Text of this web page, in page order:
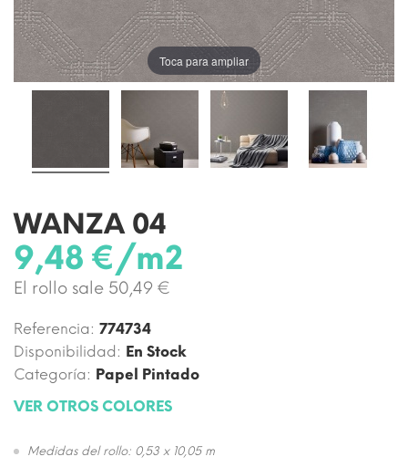
Toca para ampliar
WANZA 04
9,48 €/m2
El rollo sale 50,49 €
Referencia: 774734
Disponibilidad: En Stock
Categoría: Papel Pintado
VER OTROS COLORES
Medidas del rollo: 0,53 x 10,05 m